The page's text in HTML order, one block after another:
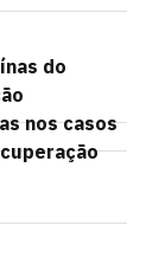
do
nos casos